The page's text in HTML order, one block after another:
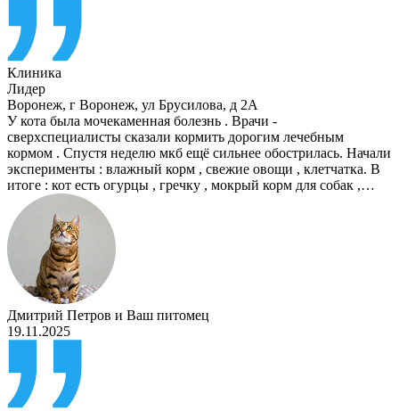
Клиника
Лидер
Воронеж, г Воронеж, ул Брусилова, д 2А
У кота была мочекаменная болезнь . Врачи -
сверхспециалисты сказали кормить дорогим лечебным
кормом . Спустя неделю мкб ещё сильнее обострилась. Начали
эксперименты : влажный корм , свежие овощи , клетчатка. В
итоге : кот есть огурцы , гречку , мокрый корм для собак ,…
Дмитрий Петров и Ваш питомец
19.11.2025